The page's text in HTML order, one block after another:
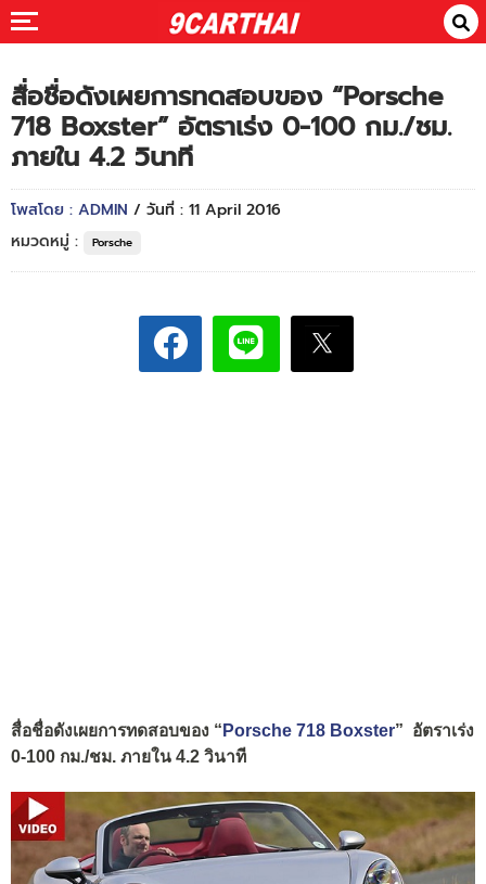
สื่อชื่อดังเผยการทดสอบของ “Porsche
718 Boxster” อัตราเร่ง 0-100 กม./ชม.
ภายใน 4.2 วินาที
โพสโดย : ADMIN / วันที่ : 11 April 2016
หมวดหมู่ :
Porsche
สื่อชื่อดังเผยการทดสอบของ “ Porsche 718 Boxster” อัตราเร่ง
0-100 กม./ชม. ภายใน 4.2 วินาที